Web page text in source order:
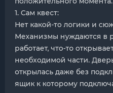
1. Сам квест:
Нет какой-то логики и
Механизмы нуждаются в
работает, что-то
необходимой части.
открылась даже без
ящик к которому